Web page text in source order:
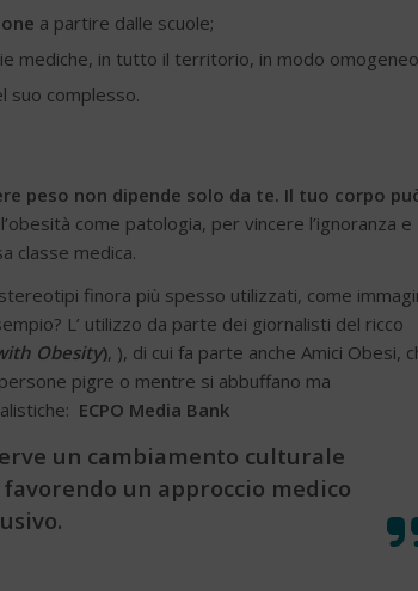
a partire dalle scuole;
mediche, in tutto il territorio, in modo
suo complesso.
peso non dipende solo da te. Il tuo corpo
come patologia, per vincere l’ignoranza e
classe medica.
finora più spesso utilizzati, come
L’ utilizzo da parte dei giornalisti del ricco
Obesity), ), di cui fa parte anche Amici Obesi,
pigre o mentre si abbuffano ma
ECPO Media Bank
un cambiamento culturale
un approccio medico